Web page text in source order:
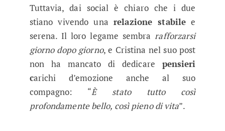
Tuttavia, dai social è chiaro che i due
stiano vivendo unarelazione stabile e
serena. Il loro legame sembrarafforzarsi
giorno dopo giorno, e Cristina nel suo post
non ha mancato di dedicare pensieri
carichi d’emozione anche al suo
compagno: “È stato tutto così
profondamente bello, così pieno di vita”.